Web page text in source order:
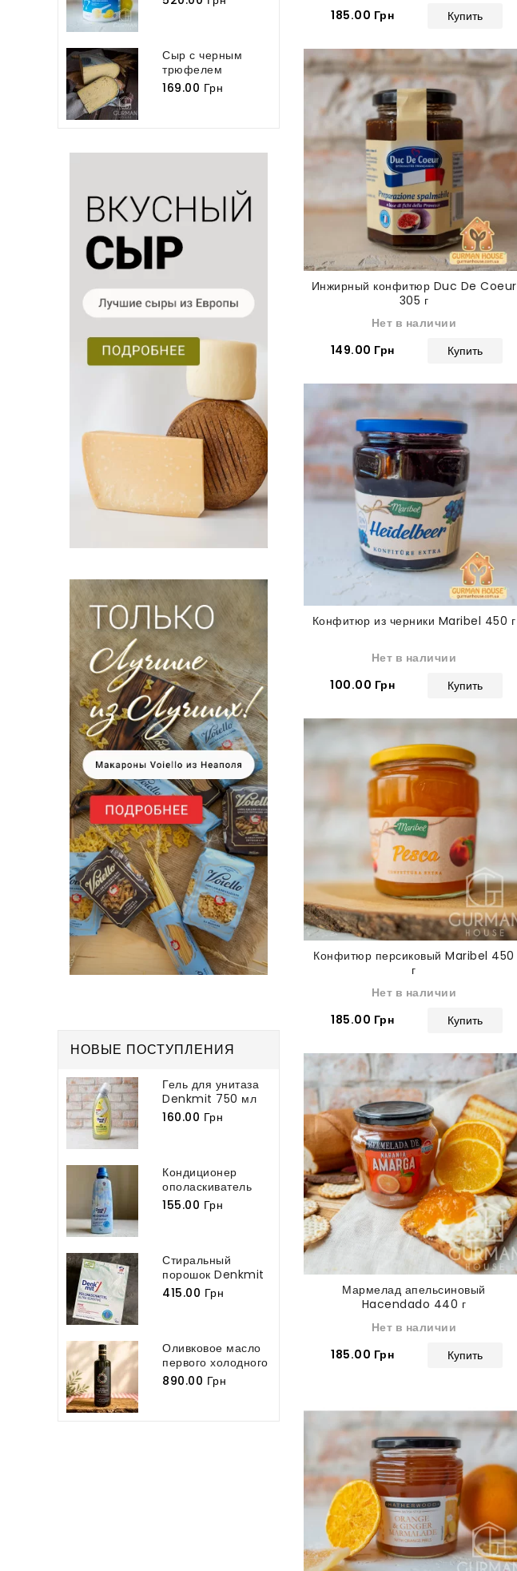
Сыр с черным
трюфелем
Tartufo
169.00 Грн
НОВЫЕ ПОСТУПЛЕНИЯ
Гель для унитаза
Denkmit 750 мл
160.00 Грн
Кондиционер
ополаскиватель
для белья
Denkmit...
155.00 Грн
Стиральный
порошок Denkmit
Vollwaschmittel...
415.00 Грн
Оливковое масло
первого холодного
отжима...
890.00 Грн
185.00 Грн
Купить
Инжирный конфитюр Duc De Coeur
305 г
Нет в наличии
149.00 Грн
Купить
Конфитюр из черники Maribel 450 г
Нет в наличии
100.00 Грн
Купить
Конфитюр персиковый Maribel 450
г
Нет в наличии
185.00 Грн
Купить
Мармелад апельсиновый
Hacendado 440 г
Нет в наличии
185.00 Грн
Купить